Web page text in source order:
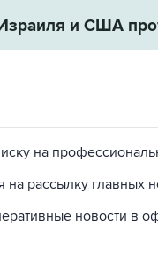
на рассылку главных
новости в